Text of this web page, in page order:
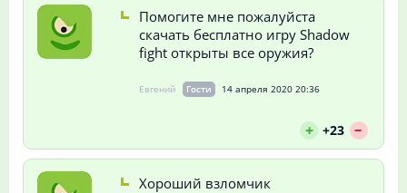
Помогите мне пожалуйста
скачать бесплатно игру Shadow
fight открыты все оружия?
Евгений Гости 14 апреля 2020 20:36
+ +23 --
Хороший взломчик